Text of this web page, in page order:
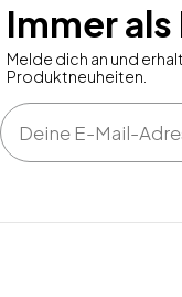
Immer
Melde dich an und
Produktneuheiten.
Email